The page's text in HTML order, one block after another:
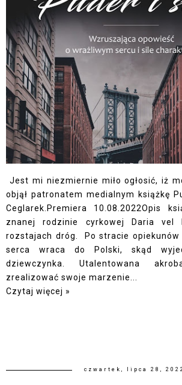
Jest mi niezmiernie miło ogłosić, iż
objął patronatem medialnym książkę
Ceglarek.Premiera 10.08.2022Opis
znanej rodzinie cyrkowej Daria vel
rozstajach dróg. Po stracie opiekunów
serca wraca do Polski, skąd
dziewczynka. Utalentowana
zrealizować swoje marzenie...
Czytaj więcej »
czwartek, lipca 28,